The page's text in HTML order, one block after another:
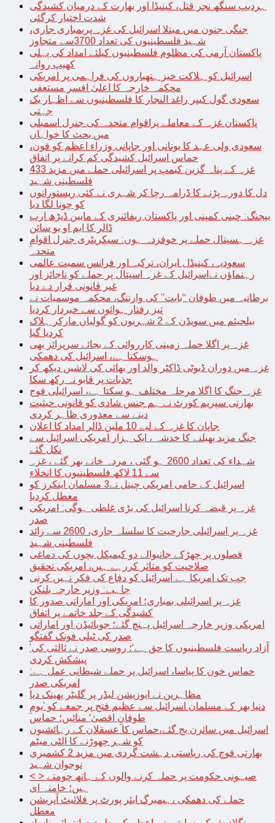
ہردیپ سنگھ نجر قتل، کینیڈا اور بھارت کے درمیان کشیدگی
شدت اختیار کرگئی
جنگی جنون میں مبتلا اسرائیل کی غزہ پربمباری جاری،
شہید فلسطینیوں کی تعداد 3700سے متجاوز
پاکستان آرمی کی مظلوم فلسطینیوں کیلئے امداد کی پہلی
کھیپ روانہ
اسرائیل کو ہلاکت خیز ہتھیاروں کی فراہمی پر امریکی
محکمہ خارجہ کا اعلیٰ افسر مستعفی
سعودی گول کیپر راغد النجار کا فلسطینیوں سے اظہار یک
جہتی
پاکستان غزہ کے معاملے پراقوام متحدہ کی جنرل اسمبلی
میں بحث کا خواہاں
سعودی ولی عہد کا یونانی اور جاپانی وزراء اعظم کو فون،
حماس اسرائیل کشیدگی کم کرانے پر اتفاق
غزہ کے پناہ گزین کیمپ پر اسرائیلی حملے میں مزید 433
فلسطینی شہید
دل کا دورہ پڑنے کا ڈرامہ رچا کر شہری نے کئی ریستورانوں
کو چونا لگا دیا
بیجنگ: چینی کمپنی اور پاکستان ریفائنری کے مابین ڈیڑھ ارب
ڈالر کا ایم او یو سائن
غزہ ہسپتال حملے پر خوفزدہ ہوں: سیکریٹری جنرل اقوامِ
متحدہ
سعودیہ، کینیڈا , ایران، ترکیہ اور فرانس سمیت عالمی
رہنماؤں نےاسرائیل کے غزہ اسپتال پر حملے کو ناجائز اور
غیر قانونی قرار دے دیا
برطانیہ میں طوفان “بابت” کی وارننگ، محکمہ موسمیات نے
تیز رفتار ہوائوں سے خبردار کردیا
بیلجیئم میں سویڈن کے 2 شہریوں کو گولیاں مارکر ہلاک
کردیا گیا
غزہ پر اگلا حملہ زمینی کارروائی کے بجائے سرپرائز بھی
ہوسکتا ہے، اسرائیل کی دھمکی
غزہ میں دوران ڈیوٹی ڈاکٹر والد اور بھائی کی لاشیں دیکھ کر
جذبات پر قابو نہ رکھ سکا
غزہ جنگ کا اگلا مرحلہ مختلف ہو سکتا ہے، اسرائیلی فوج
بھارتی سپریم کورٹ نے ہم جنس شادی کو قانونی حیثیت
دینے سے معذوری ظاہر کردی
جاپان کا غزہ کے لیے 10 ملین ڈالر امداد کا اعلان
جنگ مزید پھیلنے کا خدشہ ، ایک ہزار امریکی اسرائیل سے
نکل گئے
شہداء کی تعداد 2600 ہو گئی ، مردہ خانے بھر گئے ، غزہ
سے 11 لاکھ فلسطینیوں کا انخلاء
اسرائیل کے حامی امریکی چینل نے3 مسلمان اینکرز کو
معطل کردیا
غزہ پر قبضہ کرنا اسرائیل کی بڑی غلطی ہوگی: امریکی
صدر
غزہ پر اسرائیلی جارحیت کا سلسلہ جاری، 2600 سے زائد
فلسطینی شہید
فصلوں پر چھڑکے جانیوالے دو کیمیکل بچوں کی دماغی
صلاحیت کو متاثر کررہے ہیں، امریکی تحقیق
جب تک امریکا ہے اسرائیل کو دفاع کی فکر نہیں کرنی
چاہیے: وزیر خارجہ بلنکن
غزہ پر اسرائیلی بمباری؛ امریکی اور اماراتی صدور کا
کشیدگی کے جلد خاتمے پر اتفاق
امریکی وزیر خارجہ اسرائیل پہنچ گئے؛ جوبائیڈن اور اماراتی
صدر کی ٹیلی فونک گفتگو
’آزاد ریاست فلسطینیوں کا حق ہے‘؛ روسی صدر نے ثالثی کی
پیشکش کردی
حماس خون کا پیاسا، اسرائیل پر حملے شیطانی عمل ہے:
امریکی صدر
مظاہرین نے اپوزیشن لیڈر پر گلیٹر پھینک دیا
دنیا بھر کے مسلمان اسرائیل سے عظیم فتح پر جمعے کو ’یومِ
طوفانِ اقصیٰ‘ منائیں؛ حماس
اسرائیل میں سائرن بج گئے،حماس کا عسقلان کے رہائشیوں
کو شہر چھوڑنے کا الٹی میٹم
بھارتی فوج کی ریاستی دہشت گردی میں مزید 2 کشمیری
نوجوان شہید
< > صیہونی حکومت پر حملہ کرنے والوں کے ہاتھ چومتے
ہیں؛ خامنہ ای
حملے کی دھمکی ،ہیمبرگ ایئر پورٹ پر فلائیٹ آپریشن
معطل